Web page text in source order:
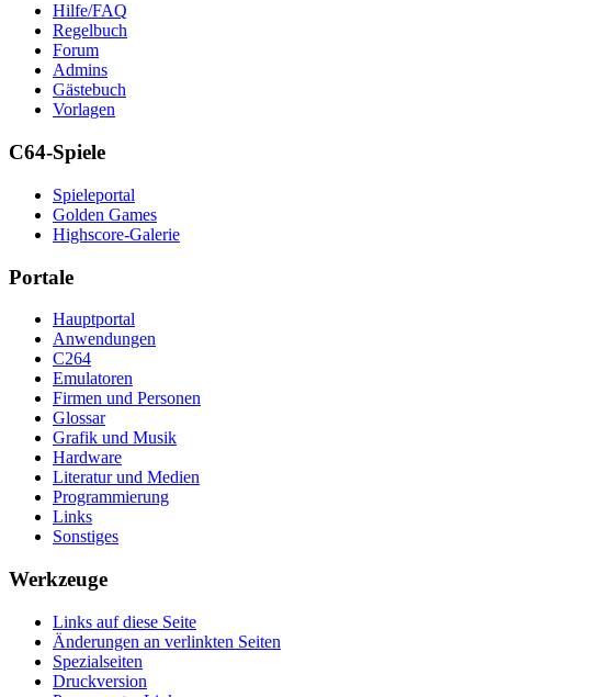
Hilfe/FAQ
Regelbuch
Forum
Admins
Gästebuch
Vorlagen
C64-Spiele
Spieleportal
Golden Games
Highscore-Galerie
Portale
Hauptportal
Anwendungen
C264
Emulatoren
Firmen und Personen
Glossar
Grafik und Musik
Hardware
Literatur und Medien
Programmierung
Links
Sonstiges
Werkzeuge
Links auf diese Seite
Änderungen an verlinkten Seiten
Spezialseiten
Druckversion